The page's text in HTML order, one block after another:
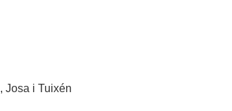
Josa i Tuixén